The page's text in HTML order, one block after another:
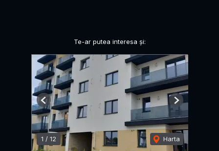
Te-ar putea interesa și:
1 / 12 Harta
Previous Next